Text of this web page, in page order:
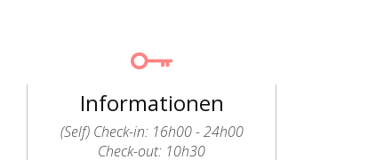
Informationen
(Self) Check-in: 16h00 - 24h00
Check-out: 10h30